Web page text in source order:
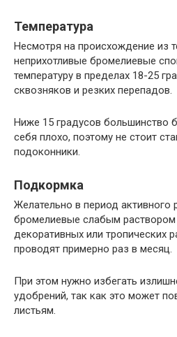
Температура
Несмотря на происхождение из
неприхотливые бромелиевые
температуру в пределах 18-25
сквозняков и резких перепадов.
Ниже 15 градусов большинство
себя плохо, поэтому не стоит
подоконники.
Подкормка
Желательно в период активного
бромелиевые слабым
декоративных или тропических
проводят примерно раз в месяц.
При этом нужно избегать
удобрений, так как это может
листьям.